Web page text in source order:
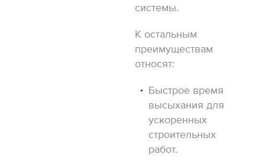
системы.
К остальным
преимуществам
относят:
Быстрое время
высыхания для
ускоренных
строительных
работ.